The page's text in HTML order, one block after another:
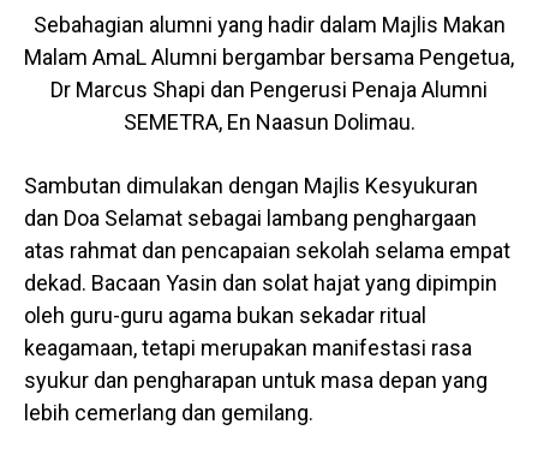
Sebahagian alumni yang hadir dalam Majlis Makan
Malam AmaL Alumni bergambar bersama Pengetua,
Dr Marcus Shapi dan Pengerusi Penaja Alumni
SEMETRA, En Naasun Dolimau.
Sambutan dimulakan dengan Majlis Kesyukuran
dan Doa Selamat sebagai lambang penghargaan
atas rahmat dan pencapaian sekolah selama empat
dekad. Bacaan Yasin dan solat hajat yang dipimpin
oleh guru-guru agama bukan sekadar ritual
keagamaan, tetapi merupakan manifestasi rasa
syukur dan pengharapan untuk masa depan yang
lebih cemerlang dan gemilang.